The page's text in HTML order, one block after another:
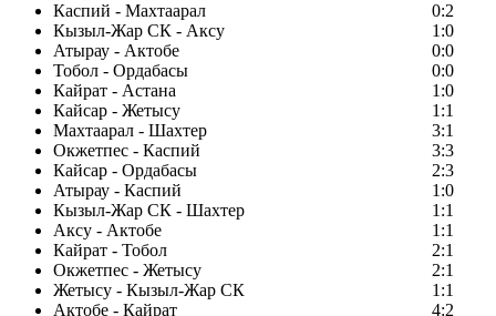
Каспий - Махтаарал
0:2
Кызыл-Жар СК - Аксу
1:0
Атырау - Актобе
0:0
Тобол - Ордабасы
0:0
Кайрат - Астана
1:0
Кайсар - Жетысу
1:1
Махтаарал - Шахтер
3:1
Окжетпес - Каспий
3:3
Кайсар - Ордабасы
2:3
Атырау - Каспий
1:0
Кызыл-Жар СК - Шахтер
1:1
Аксу - Актобе
1:1
Кайрат - Тобол
2:1
Окжетпес - Жетысу
2:1
Жетысу - Кызыл-Жар СК
1:1
Актобе - Кайрат
4:2